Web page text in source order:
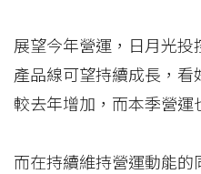
展望今年營運，日月光
產品線可望持續成長，
較去年增加，而本季營運
而在持續維持營運動能的